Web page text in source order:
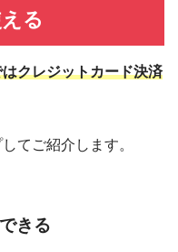
る
クレジットカード決済
てご紹介します。
きる